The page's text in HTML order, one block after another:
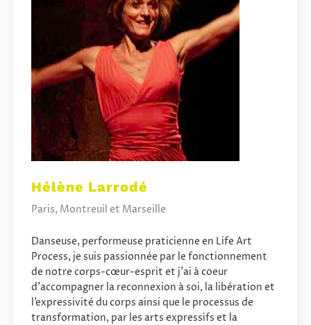
Hélène Larrodé
Paris, Montreuil et Marseille
Danseuse, performeuse praticienne en Life Art
Process, je suis passionnée par le fonctionnement
de notre corps-cœur-esprit et j’ai à coeur
d’accompagner la reconnexion à soi, la libération et
l’expressivité du corps ainsi que le processus de
transformation, par les arts expressifs et la